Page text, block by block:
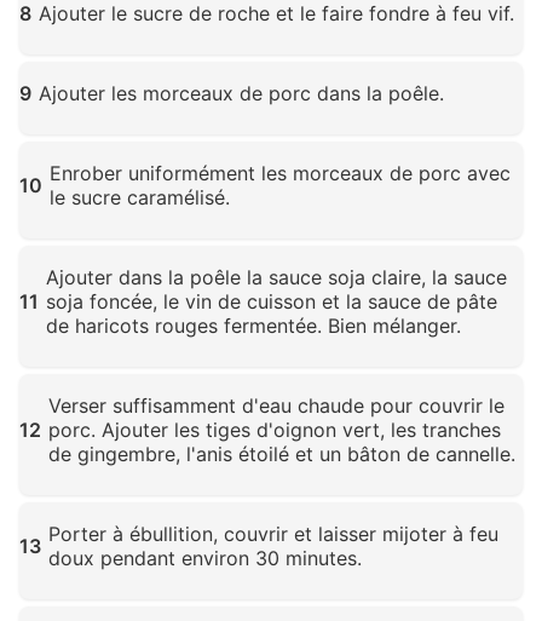
8 Ajouter le sucre de roche et le faire fondre à feu vif.
9 Ajouter les morceaux de porc dans la poêle.
10 Enrober uniformément les morceaux de porc avec
le sucre caramélisé.
11
Ajouter dans la poêle la sauce soja claire, la sauce
soja foncée, le vin de cuisson et la sauce de pâte
de haricots rouges fermentée. Bien mélanger.
12
Verser suffisamment d'eau chaude pour couvrir le
porc. Ajouter les tiges d'oignon vert, les tranches
de gingembre, l'anis étoilé et un bâton de cannelle.
13 Porter à ébullition, couvrir et laisser mijoter à feu
doux pendant environ 30 minutes.